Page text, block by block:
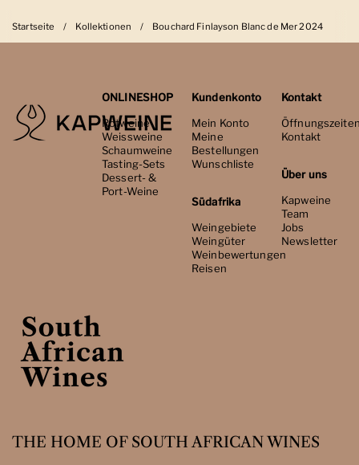
Startseite / Kollektionen / Bouchard Finlayson Blanc de Mer 2024
ONLINESHOP
Rotweine
Weissweine
Schaumweine
Tasting-Sets
Dessert- &
Port-Weine
Kundenkonto
Mein Konto
Meine
Bestellungen
Wunschliste
Südafrika
Weingebiete
Weingüter
Weinbewertungen
Reisen
Kontakt
Kontakt
Über uns
Kapweine
Team
Jobs
Newsletter
THE HOME OF SOUTH AFRICAN WINES